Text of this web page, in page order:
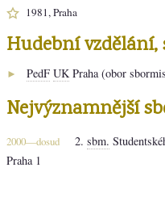
1981, Praha
Hudební
► PedF UK Praha (obor
Nejvýznamnější
2000—dosud 2. sbm.
Praha 1